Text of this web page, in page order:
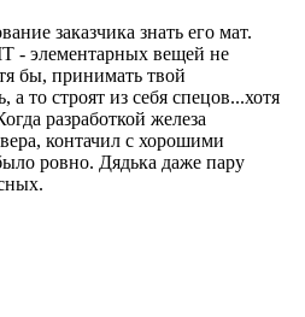
заказчика знать его мат.
- элементарных вещей не
бы, принимать твой
то строят из себя спецов...хотя
разработкой железа
контачил с хорошими
ровно. Дядька даже пару